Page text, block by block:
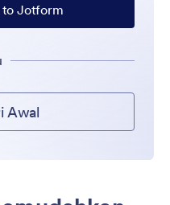
to Jotform
Awal